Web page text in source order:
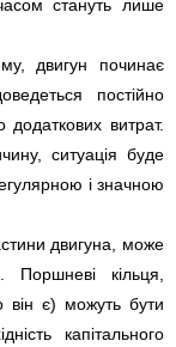
стануть лише
двигун починає
постійно
витрат.
ситуація буде
і значною
двигуна, може
Поршневі кільця,
він є) можуть бути
капітального